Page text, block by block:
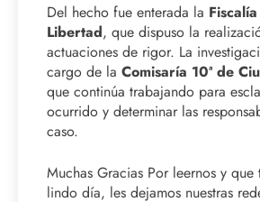
Del hecho fue enterada la
Libertad, que dispuso la
actuaciones de rigor. La
cargo de la Comisaría 10ª de
que continúa trabajando para
ocurrido y determinar las
caso.
Muchas Gracias Por leernos y que
lindo día, les dejamos nuestras